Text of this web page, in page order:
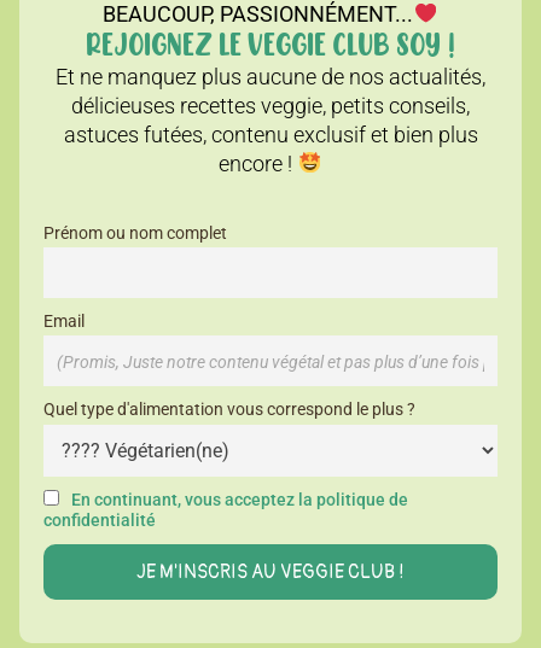
BEAUCOUP, PASSIONNÉMENT...
REJOIGNEZ LE VEGGIE CLUB SOY !
Et ne manquez plus aucune de nos actualités,
délicieuses recettes veggie, petits conseils,
astuces futées, contenu exclusif et bien plus
encore !
Prénom ou nom complet
Email
Quel type d'alimentation vous correspond le plus ?
En continuant, vous acceptez la politique de
confidentialité